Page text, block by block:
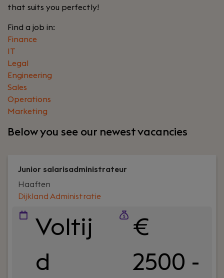
that suits you perfectly!
Find a job in:
Finance
IT
Legal
Engineering
Sales
Operations
Marketing
Below you see our newest vacancies
Junior salarisadministrateur
Dijkland Administratie
Haaften
Voltij
d
€
2500 -